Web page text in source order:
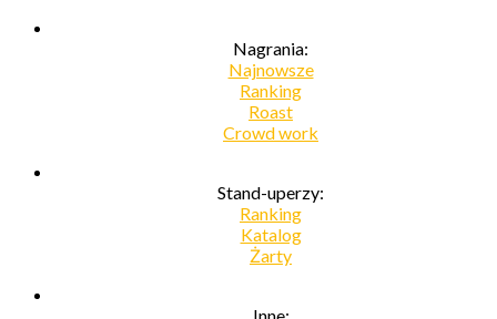
Nagrania:
Najnowsze
Ranking
Roast
Crowd work
Stand-uperzy:
Ranking
Katalog
Żarty
Inne: